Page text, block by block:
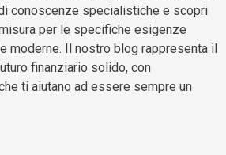
conoscenze specialistiche e scopri
per le specifiche esigenze
moderne. Il nostro blog rappresenta il
finanziario solido, con
ti aiutano ad essere sempre un